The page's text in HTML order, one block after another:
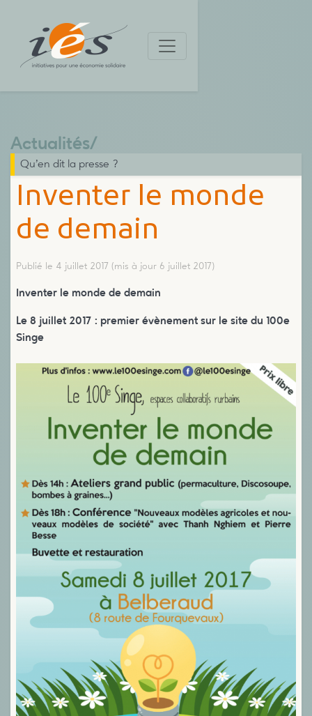
Inventer le monde
de demain
Publié le 4 juillet 2017 (mis à jour 6 juillet 2017)
Inventer le monde de demain
Le 8 juillet 2017 : premier évènement sur le site du 100e
Singe
Actualités/
Qu’en dit la presse ?